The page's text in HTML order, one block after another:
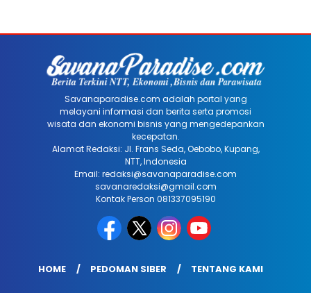
Savanaparadise.com adalah portal yang
melayani informasi dan berita serta promosi
wisata dan ekonomi bisnis yang mengedepankan
kecepatan.
Alamat Redaksi: Jl. Frans Seda, Oebobo, Kupang,
NTT, Indonesia
Email: redaksi@savanaparadise.com
savanaredaksi@gmail.com
Kontak Person 081337095190
HOME PEDOMAN SIBER TENTANG KAMI